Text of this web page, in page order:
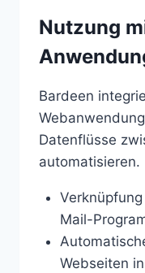
Nutzung
Bardeen
Datenflüsse
automatisieren.
Mail-
Webseiten